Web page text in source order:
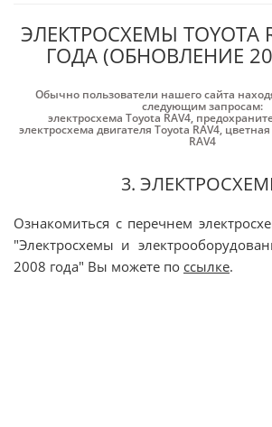
ЭЛЕКТРОСХЕМЫ TOYOTA
ГОДА (ОБНОВЛЕНИЕ
Обычно пользователи нашего сайта
следующим запросам:
электросхема Toyota RAV4,
электросхема двигателя Toyota RAV4,
RAV4
3.
Ознакомиться с перечнем
"Электросхемы и
2008 года" Вы можете по ссылке.